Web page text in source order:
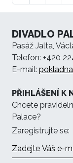
DIVADLO
Pasáž Jalta,
Telefon: +420
E-mail:
PŘIHLÁŠENÍ K
Chcete
Palace?
Zaregistrujte se: